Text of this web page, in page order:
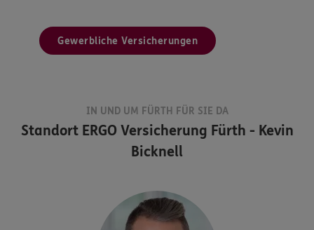
Gewerbliche Versicherungen
IN UND UM FÜRTH FÜR SIE DA
Standort ERGO Versicherung Fürth - Kevin
Bicknell